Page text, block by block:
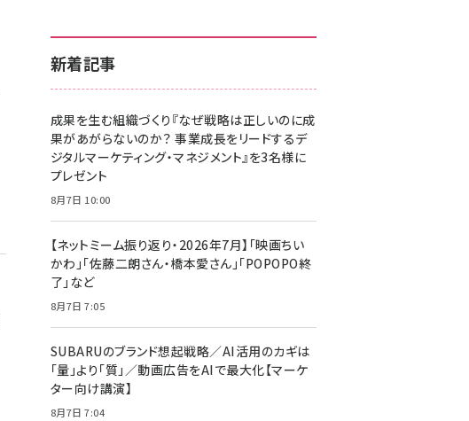
z世代 (1629)
meo (1281)
llmo (1167)
新着記事
成果を生む組織づくり『なぜ戦略は正しいのに成
果があがらないのか？ 事業成長をリードするデ
ジタルマーケティング・マネジメント』を3名様に
プレゼント
8月7日 10:00
【ネットミーム振り返り・2026年7月】「映画ちい
かわ」「佐藤二朗さん・橋本愛さん」「POPOPO終
了」など
8月7日 7:05
SUBARUのブランド想起戦略／AI活用のカギは
「量」より「質」／動画広告をAIで最大化【マーケ
ター向け講演】
8月7日 7:04